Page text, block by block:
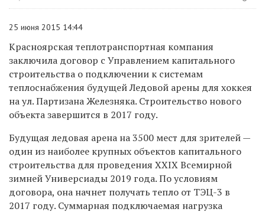
25 июня 2015 14:44
Красноярская теплотранспортная компания
заключила договор с Управлением капитального
строительства о подключении к системам
теплоснабжения будущей Ледовой арены для хоккея
на ул. Партизана Железняка. Строительство нового
объекта завершится в 2017 году.
Будущая ледовая арена на 3500 мест для зрителей —
один из наиболее крупных объектов капитального
строительства для проведения XXIX Всемирной
зимней Универсиады 2019 года. По условиям
договора, она начнет получать тепло от ТЭЦ-3 в
2017 году. Суммарная подключаемая нагрузка